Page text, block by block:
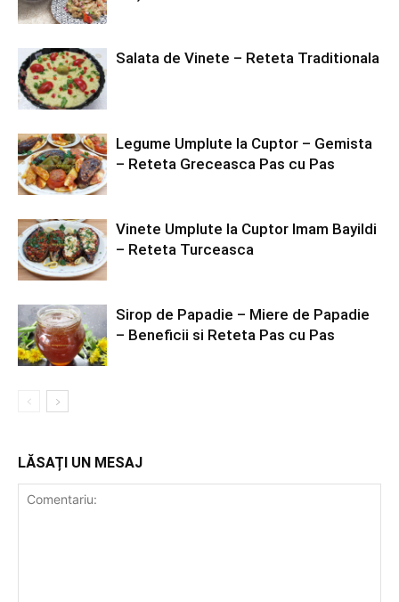
Salata de Vinete – Reteta Traditionala
Legume Umplute la Cuptor – Gemista
– Reteta Greceasca Pas cu Pas
Vinete Umplute la Cuptor Imam Bayildi
– Reteta Turceasca
Sirop de Papadie – Miere de Papadie
– Beneficii si Reteta Pas cu Pas
LĂSAȚI UN MESAJ